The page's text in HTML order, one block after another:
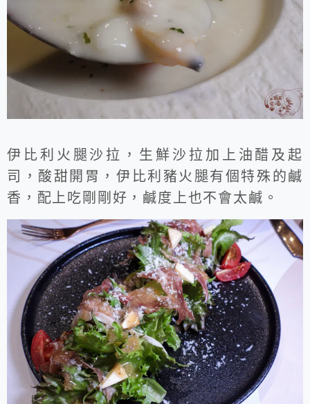
伊比利火腿沙拉，生鮮沙拉加上油醋及起
司，酸甜開胃，伊比利豬火腿有個特殊的鹹
香，配上吃剛剛好，鹹度上也不會太鹹。